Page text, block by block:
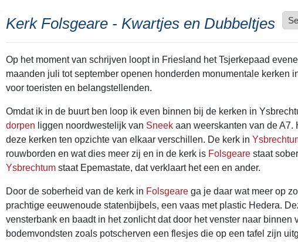
Kerk Folsgeare - Kwartjes en Dubbeltjes
Op het moment van schrijven loopt in Friesland het Tsjerkepaad
maanden juli tot september openen honderden monumentale kerken
voor toeristen en belangstellenden.
Omdat ik in de buurt ben loop ik even binnen bij de kerken in
dorpen liggen noordwestelijk van Sneek aan weerskanten van de A7.
deze kerken ten opzichte van elkaar verschillen. De kerk in
rouwborden en wat dies meer zij en in de kerk is Folsgeare staat
Ysbrechtum staat Epemastate, dat verklaart het een en ander.
Door de soberheid van de kerk in Folsgeare ga je daar wat meer op
prachtige eeuwenoude statenbijbels, een vaas met plastic Hedera.
vensterbank en baadt in het zonlicht dat door het venster naar binnen
bodemvondsten zoals potscherven een flesjes die op een tafel zijn